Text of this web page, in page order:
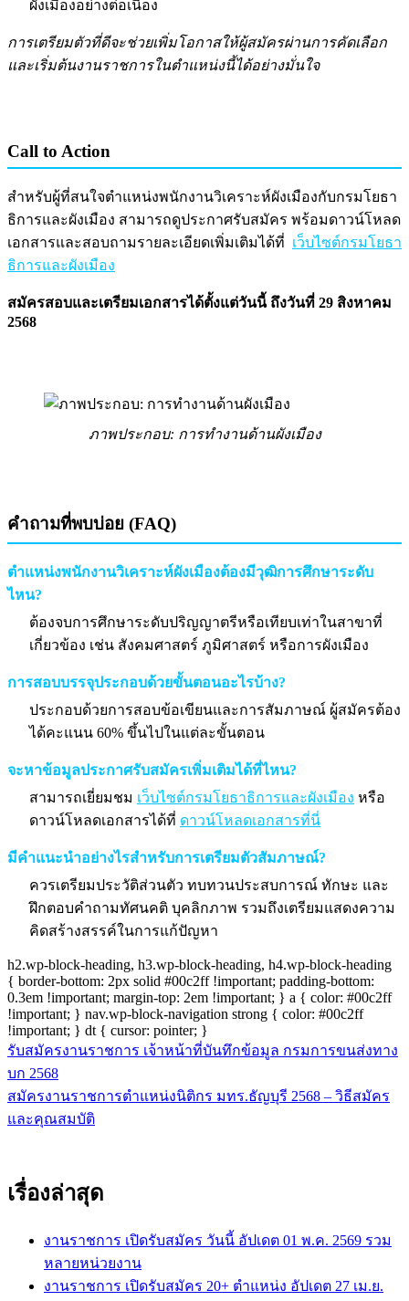
ผังเมืองอย่างต่อเนื่อง
การเตรียมตัวที่ดีจะช่วยเพิ่มโอกาสให้ผู้สมัครผ่านการคัดเลือก
และเริ่มต้นงานราชการในตำแหน่งนี้ได้อย่างมั่นใจ
Call to Action
สำหรับผู้ที่สนใจตำแหน่งพนักงานวิเคราะห์ผังเมืองกับกรมโยธา
ธิการและผังเมือง สามารถดูประกาศรับสมัคร พร้อมดาวน์โหลด
เอกสารและสอบถามรายละเอียดเพิ่มเติมได้ที่ เว็บไซต์กรมโยธา
ธิการและผังเมือง
สมัครสอบและเตรียมเอกสารได้ตั้งแต่วันนี้ ถึงวันที่ 29 สิงหาคม
2568
ภาพประกอบ: การทำงานด้านผังเมือง
คำถามที่พบบ่อย (FAQ)
ตำแหน่งพนักงานวิเคราะห์ผังเมืองต้องมีวุฒิการศึกษาระดับ
ไหน?
ต้องจบการศึกษาระดับปริญญาตรีหรือเทียบเท่าในสาขาที่
เกี่ยวข้อง เช่น สังคมศาสตร์ ภูมิศาสตร์ หรือการผังเมือง
การสอบบรรจุประกอบด้วยขั้นตอนอะไรบ้าง?
ประกอบด้วยการสอบข้อเขียนและการสัมภาษณ์ ผู้สมัครต้อง
ได้คะแนน 60% ขึ้นไปในแต่ละขั้นตอน
จะหาข้อมูลประกาศรับสมัครเพิ่มเติมได้ที่ไหน?
สามารถเยี่ยมชม เว็บไซต์กรมโยธาธิการและผังเมือง หรือ
ดาวน์โหลดเอกสารได้ที่ ดาวน์โหลดเอกสารที่นี่
มีคำแนะนำอย่างไรสำหรับการเตรียมตัวสัมภาษณ์?
ควรเตรียมประวัติส่วนตัว ทบทวนประสบการณ์ ทักษะ และ
ฝึกตอบคำถามทัศนคติ บุคลิกภาพ รวมถึงเตรียมแสดงความ
คิดสร้างสรรค์ในการแก้ปัญหา
h2.wp-block-heading, h3.wp-block-heading, h4.wp-block-heading
{ border-bottom: 2px solid #00c2ff !important; padding-bottom:
0.3em !important; margin-top: 2em !important; } a { color: #00c2ff
!important; } nav.wp-block-navigation strong { color: #00c2ff
!important; } dt { cursor: pointer; }
แนะแนว
เรื่อง
รับสมัครงานราชการ เจ้าหน้าที่บันทึกข้อมูล กรมการขนส่งทาง
บก 2568
สมัครงานราชการตำแหน่งนิติกร มทร.ธัญบุรี 2568 – วิธีสมัคร
และคุณสมบัติ
เรื่องล่าสุด
งานราชการ เปิดรับสมัคร วันนี้ อัปเดต 01 พ.ค. 2569 รวม
หลายหน่วยงาน
งานราชการ เปิดรับสมัคร 20+ ตำแหน่ง อัปเดต 27 เม.ย.